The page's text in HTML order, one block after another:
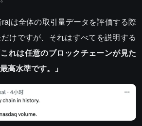
は全体の取引量データを評価する際
けですが、それはすべてを説明する
れは任意のブロックチェーンが見た
高水準です。」